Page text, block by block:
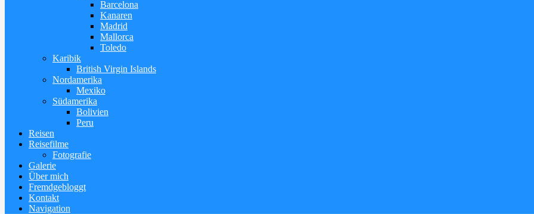
Barcelona
Kanaren
Madrid
Mallorca
Toledo
Karibik
British Virgin Islands
Nordamerika
Mexiko
Südamerika
Bolivien
Peru
Reisen
Reisefilme
Fotografie
Galerie
Über mich
Fremdgebloggt
Kontakt
Navigation